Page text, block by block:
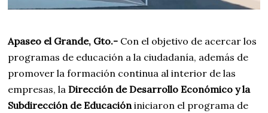
Apaseo el Grande, Gto.- Con el objetivo de acercar los
programas de educación a la ciudadanía, además de
promover la formación continua al interior de las
empresas, la Dirección de Desarrollo Económico y la
Subdirección de Educación iniciaron el programa de